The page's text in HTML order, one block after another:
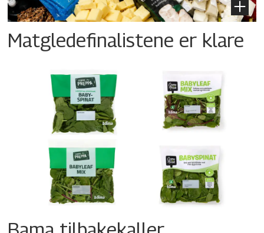
Matgledefinalistene er klare